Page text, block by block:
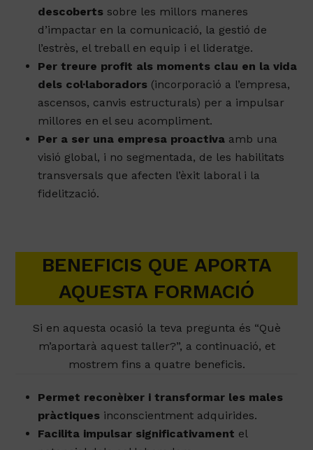
descoberts sobre les millors maneres
d’impactar en la comunicació, la gestió de
l’estrès, el treball en equip i el lideratge.
Per treure profit als moments clau en la vida
dels col·laboradors (incorporació a l’empresa,
ascensos, canvis estructurals) per a impulsar
millores en el seu acompliment.
Per a ser una empresa proactiva amb una
visió global, i no segmentada, de les habilitats
transversals que afecten l’èxit laboral i la
fidelització.
BENEFICIS QUE APORTA
AQUESTA FORMACIÓ
Si en aquesta ocasió la teva pregunta és “Què
m’aportarà aquest taller?”, a continuació, et
mostrem fins a quatre beneficis.
Permet reconèixer i transformar les males
pràctiques inconscientment adquirides.
Facilita impulsar significativament el